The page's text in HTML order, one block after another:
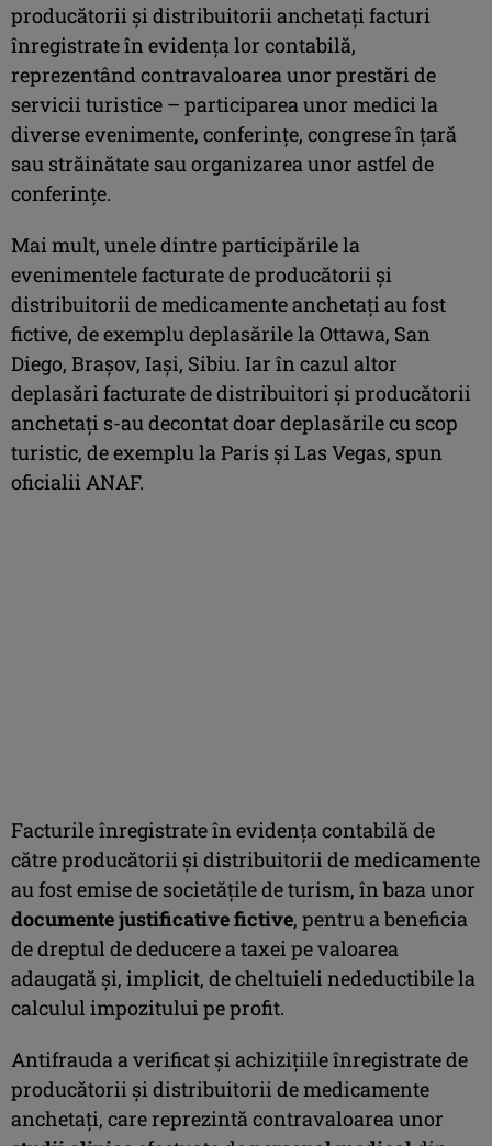
producătorii şi distribuitorii anchetaţi facturi
înregistrate în evidenţa lor contabilă,
reprezentând contravaloarea unor prestări de
servicii turistice – participarea unor medici la
diverse evenimente, conferinţe, congrese în ţară
sau străinătate sau organizarea unor astfel de
conferinţe.
Mai mult, unele dintre participările la
evenimentele facturate de producătorii şi
distribuitorii de medicamente anchetaţi au fost
fictive, de exemplu deplasările la Ottawa, San
Diego, Braşov, Iași, Sibiu. Iar în cazul altor
deplasări facturate de distribuitori şi producătorii
anchetaţi s-au decontat doar deplasările cu scop
turistic, de exemplu la Paris şi Las Vegas, spun
oficialii ANAF.
Facturile înregistrate în evidenţa contabilă de
către producătorii şi distribuitorii de medicamente
au fost emise de societăţile de turism, în baza unor
documente justificative fictive, pentru a beneficia
de dreptul de deducere a taxei pe valoarea
adaugată şi, implicit, de cheltuieli nedeductibile la
calculul impozitului pe profit.
Antifrauda a verificat şi achiziţiile înregistrate de
producătorii şi distribuitorii de medicamente
anchetaţi, care reprezintă contravaloarea unor